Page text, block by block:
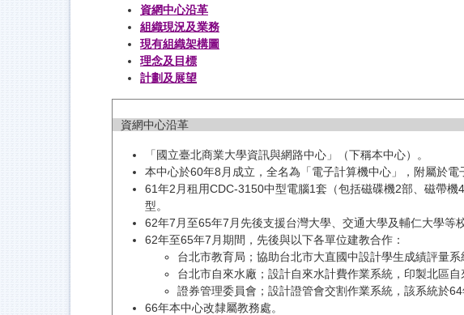
資網中心沿革
組織現況及業務
現有組織架構圖
理念及目標
計劃及展望
資網中心沿革
「國立臺北商業大學資訊與網路中心」（下稱本中心）。
本中心於60年8月成立，全名為「電子計算機中心」，附屬於電
61年2月租用CDC-3150中型電腦1套（包括磁碟機2部、磁帶
型。
62年7月至65年7月先後支援台灣大學、交通大學及輔仁大學等
62年至65年7月期間，先後與以下各單位建教合作：
台北市教育局；協助台北市大直國中設計學生成績評量系
台北市自來水廠；設計自來水計費作業系統，印製北區
證券管理委員會；設計證管會交割作業系統，該系統於64
66年本中心改隸屬教務處。